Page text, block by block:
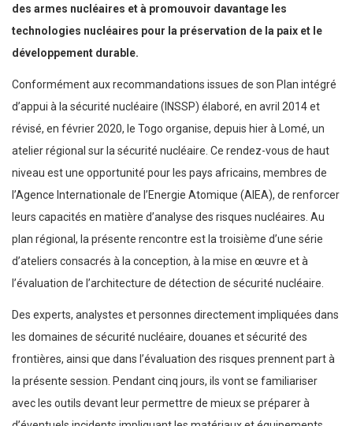
des armes nucléaires et à promouvoir davantage les
technologies nucléaires pour la préservation de la paix et le
développement durable.
Conformément aux recommandations issues de son Plan intégré
d’appui à la sécurité nucléaire (INSSP) élaboré, en avril 2014 et
révisé, en février 2020, le Togo organise, depuis hier à Lomé, un
atelier régional sur la sécurité nucléaire. Ce rendez-vous de haut
niveau est une opportunité pour les pays africains, membres de
l’Agence Internationale de l’Energie Atomique (AIEA), de renforcer
leurs capacités en matière d’analyse des risques nucléaires. Au
plan régional, la présente rencontre est la troisième d’une série
d’ateliers consacrés à la conception, à la mise en œuvre et à
l’évaluation de l’architecture de détection de sécurité nucléaire.
Des experts, analystes et personnes directement impliquées dans
les domaines de sécurité nucléaire, douanes et sécurité des
frontières, ainsi que dans l’évaluation des risques prennent part à
la présente session. Pendant cinq jours, ils vont se familiariser
avec les outils devant leur permettre de mieux se préparer à